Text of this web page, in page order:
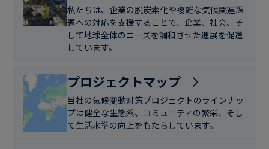
み
飲
料
ス
テ
ナ
ブ
ー
ス
ス
デ
ィ
ニ
私たちは、企業の脱炭素化や複雑な気候関連課
題への対応を支援することで、企業、社会、そ
して地球全体のニーズを調和させた進展を促進
しています。
プロジェクトマップ
当社の気候変動対策プロジェクトのラインナッ
プは健全な生態系、コミュニティの繁栄、そし
て生活水準の向上をもたらしています。